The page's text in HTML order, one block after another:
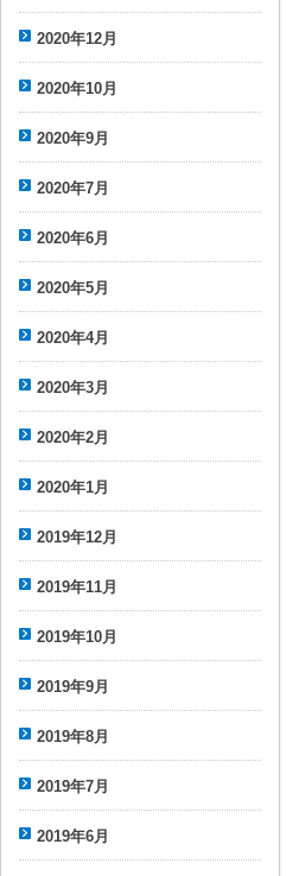
2020年12月
2020年10月
2020年9月
2020年7月
2020年6月
2020年5月
2020年4月
2020年3月
2020年2月
2020年1月
2019年12月
2019年11月
2019年10月
2019年9月
2019年8月
2019年7月
2019年6月